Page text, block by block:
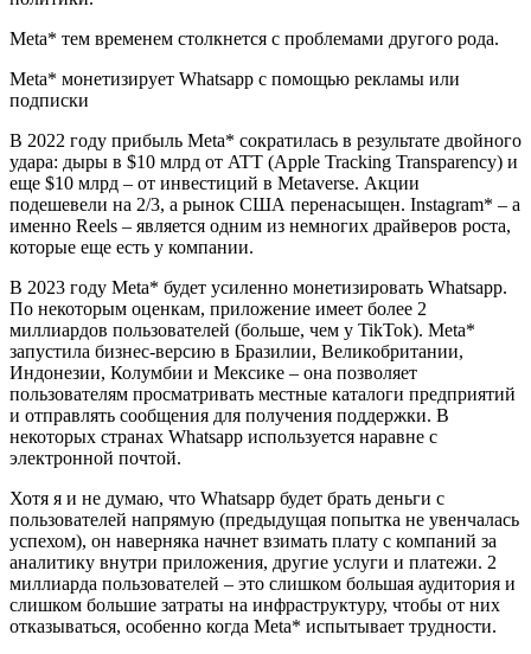
Meta* тем временем столкнется с проблемами другого рода.
Meta* монетизирует Whatsapp с помощью рекламы или
подписки
В 2022 году прибыль Meta* сократилась в результате двойного
удара: дыры в $10 млрд от ATT (Apple Tracking Transparency) и
еще $10 млрд – от инвестиций в Metaverse. Акции
подешевели на 2/3, а рынок США перенасыщен. Instagram* – а
именно Reels – является одним из немногих драйверов роста,
которые еще есть у компании.
В 2023 году Meta* будет усиленно монетизировать Whatsapp.
По некоторым оценкам, приложение имеет более 2
миллиардов пользователей (больше, чем у TikTok). Meta*
запустила бизнес-версию в Бразилии, Великобритании,
Индонезии, Колумбии и Мексике – она позволяет
пользователям просматривать местные каталоги предприятий
и отправлять сообщения для получения поддержки. В
некоторых странах Whatsapp используется наравне с
электронной почтой.
Хотя я и не думаю, что Whatsapp будет брать деньги с
пользователей напрямую (предыдущая попытка не увенчалась
успехом), он наверняка начнет взимать плату с компаний за
аналитику внутри приложения, другие услуги и платежи. 2
миллиарда пользователей – это слишком большая аудитория и
слишком большие затраты на инфраструктуру, чтобы от них
отказываться, особенно когда Meta* испытывает трудности.